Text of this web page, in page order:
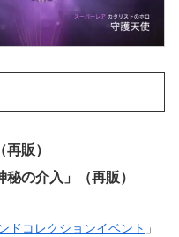
販）
の介入」（再販）
ドコレクションイベント 」